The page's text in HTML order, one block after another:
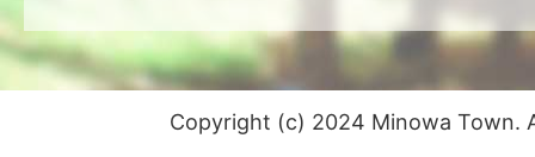
Copyright (c) 2024 Minowa Town.